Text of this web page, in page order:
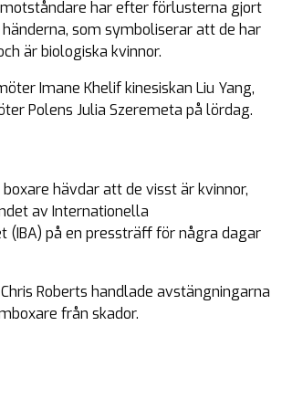
har efter förlusterna gjort
som symboliserar att de har
är biologiska kvinnor.
Imane Khelif kinesiskan Liu Yang,
Polens Julia Szeremeta på lördag.
hävdar att de visst är kvinnor,
av Internationella
(IBA) på en pressträff för några dagar
Roberts handlade avstängningarna
från skador.